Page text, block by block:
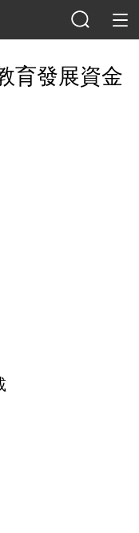
育發展資金